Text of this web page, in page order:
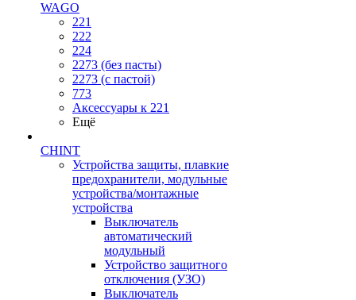
WAGO
221
222
224
2273 (без пасты)
2273 (с пастой)
773
Аксессуары к 221
Ещё
CHINT
Устройства защиты, плавкие
предохранители, модульные
устройства/монтажные
устройства
Выключатель
автоматический
модульный
Устройство защитного
отключения (УЗО)
Выключатель